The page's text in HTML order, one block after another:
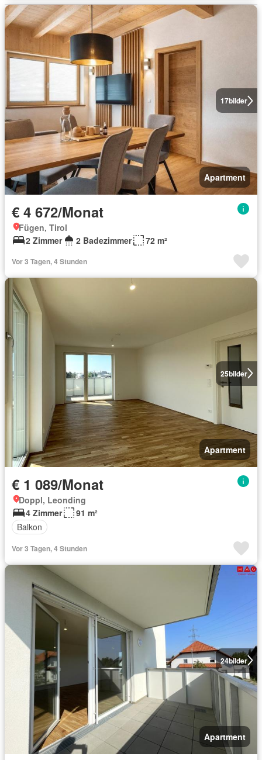
17bilder
Apartment
€ 4 672/Monat
Fügen, Tirol
2 Zimmer
2 Badezimmer 72 m²
Vor 3 Tagen, 4 Stunden
25bilder
Apartment
€ 1 089/Monat
Doppl, Leonding
4 Zimmer
91 m²
Balkon
Vor 3 Tagen, 4 Stunden
24bilder
Apartment